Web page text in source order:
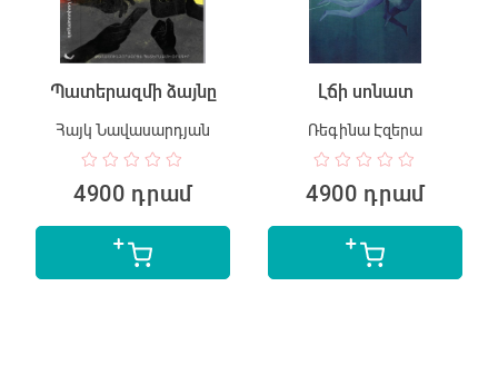
Պատերազմի ձայնը
Հայկ Նավասարդյան
4900 դրամ
Լճի սոնատ
Ռեգինա Էզերա
4900 դրամ